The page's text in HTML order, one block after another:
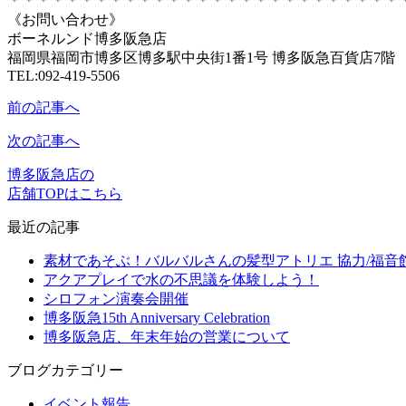
《お問い合わせ》
ボーネルンド博多阪急店
福岡県福岡市博多区博多駅中央街1番1号 博多阪急百貨店7階
TEL:092-419-5506
前の記事へ
次の記事へ
博多阪急店の
店舗TOPはこちら
最近の記事
素材であそぶ！バルバルさんの髪型アトリエ 協力/福音
アクアプレイで水の不思議を体験しよう！
シロフォン演奏会開催
博多阪急15th Anniversary Celebration
博多阪急店、年末年始の営業について
ブログカテゴリー